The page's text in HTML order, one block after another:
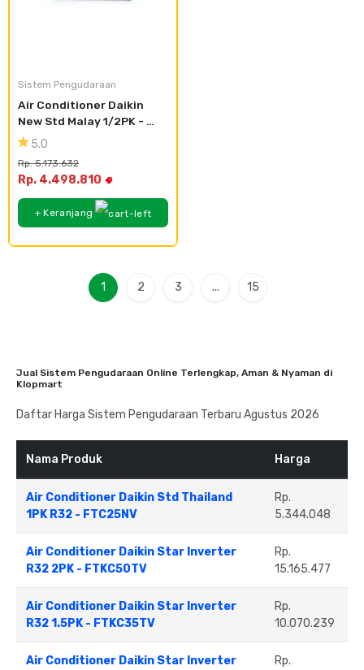
Sistem Pengudaraan
Air Conditioner Daikin
New Std Malay 1/2PK -
FTV15CXV
5.0
Rp. 5.173.632
Rp. 4.498.810
+ Keranjang
1 2 3 ... 15
Jual Sistem Pengudaraan Online Terlengkap, Aman & Nyaman di
Klopmart
Daftar Harga Sistem Pengudaraan Terbaru Agustus 2026
Nama Produk Harga
Air Conditioner Daikin Std Thailand
1PK R32 - FTC25NV
Rp.
5.344.048
Air Conditioner Daikin Star Inverter
R32 2PK - FTKC50TV
Rp.
15.165.477
Air Conditioner Daikin Star Inverter
R32 1.5PK - FTKC35TV
Rp.
10.070.239
Air Conditioner Daikin Star Inverter
Rp.